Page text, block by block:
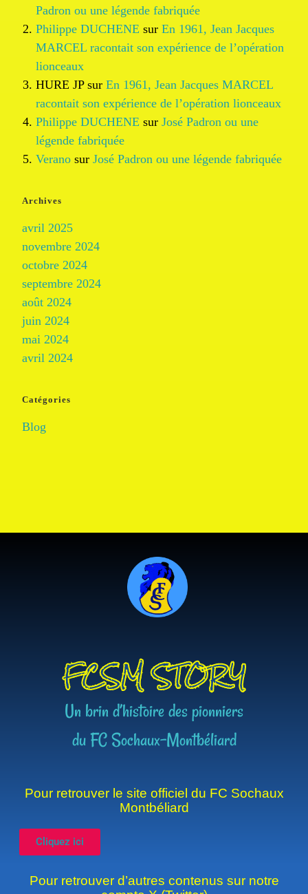
Padron ou une légende fabriquée
Philippe DUCHENE surEn 1961, Jean Jacques
MARCEL racontait son expérience de l’opération
lionceaux
HURE JPsurEn 1961, Jean Jacques MARCEL
racontait son expérience de l’opération lionceaux
Philippe DUCHENE surJosé Padron ou une
légende fabriquée
Verano surJosé Padron ou une légende fabriquée
Archives
avril 2025
novembre 2024
octobre 2024
septembre 2024
août 2024
juin 2024
mai 2024
avril 2024
Catégories
Blog
FCSM STORY
Un brin d’histoire des pionniers
du FC Sochaux-Montbéliard
Pour retrouver le site officiel du FC Sochaux
Montbéliard
Cliquez ici
Pour retrouver d’autres contenus sur notre